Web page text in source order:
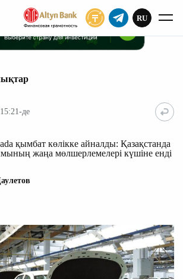
ЖАЗЫЛУ
RU
де
қымбат көлікке айналды: Қазақстанда
жаңа мөлшерлемелері күшіне енді